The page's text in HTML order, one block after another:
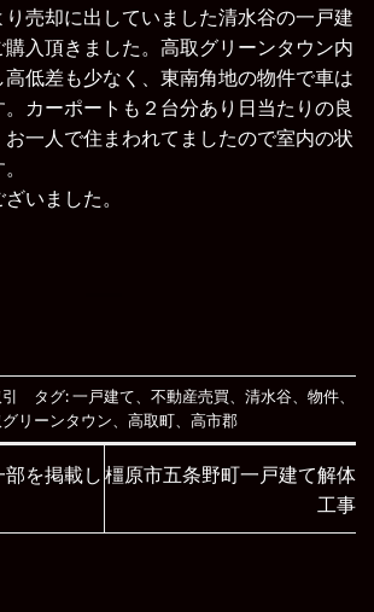
り売却に出していました清水谷の一戸建
入頂きました。高取グリーンタウン内
低差も少なく、東南角地の物件で車は
。カーポートも２台分あり日当たりの良
一人で住まわれてましたので室内の状
いました。
タグ:一戸建て 不動産売買 清水谷、 物件、
リーンタウン
高取町、 高市郡
を掲載し 橿原市五条野町一戸建て解体
工事